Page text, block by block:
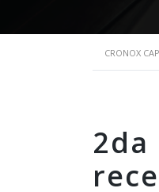
CRONOX